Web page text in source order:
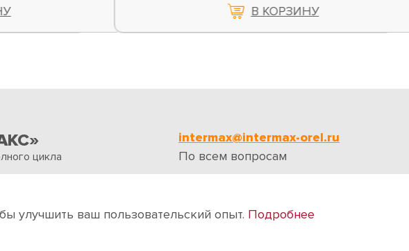
В КОРЗИНУ
цикла
intermax@intermax-orel.ru
По всем вопросам
улучшить ваш пользовательский опыт. Подробнее